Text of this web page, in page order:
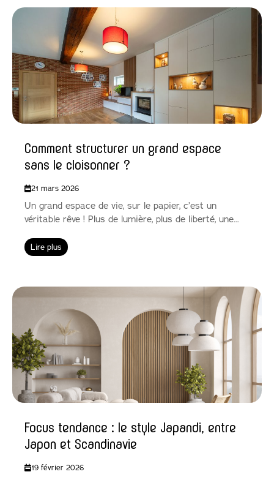
Comment structurer un grand espace
sans le cloisonner ?
21 mars 2026
Un grand espace de vie, sur le papier, c’est un
véritable rêve ! Plus de lumière, plus de liberté, une...
Lire plus
Focus tendance : le style Japandi, entre
Japon et Scandinavie
19 février 2026